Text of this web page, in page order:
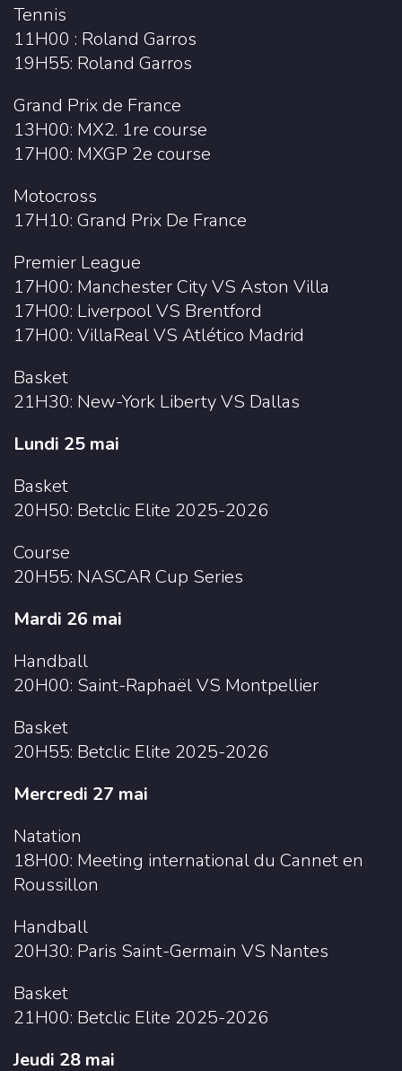
Tennis
11H00 : Roland Garros
19H55: Roland Garros
Grand Prix de France
13H00: MX2. 1re course
17H00: MXGP 2e course
Motocross
17H10: Grand Prix De France
Premier League
17H00: Manchester City VS Aston Villa
17H00: Liverpool VS Brentford
17H00: VillaReal VS Atlético Madrid
Basket
21H30: New-York Liberty VS Dallas
Lundi 25 mai
Basket
20H50: Betclic Elite 2025-2026
Course
20H55: NASCAR Cup Series
Mardi 26 mai
Handball
20H00: Saint-Raphaël VS Montpellier
Basket
20H55: Betclic Elite 2025-2026
Mercredi 27 mai
Natation
18H00: Meeting international du Cannet en
Roussillon
Handball
20H30: Paris Saint-Germain VS Nantes
Basket
21H00: Betclic Elite 2025-2026
Jeudi 28 mai